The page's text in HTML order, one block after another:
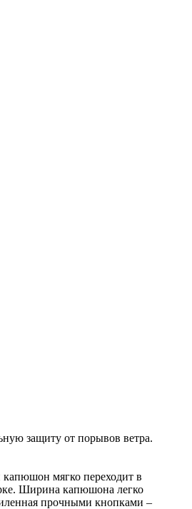
защиту от порывов ветра.
мягко переходит в
Ширина капюшона легко
прочными кнопками –